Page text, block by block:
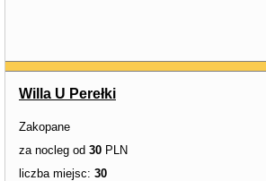
Willa U Perełki
Zakopane
za nocleg od 30 PLN
liczba miejsc: 30